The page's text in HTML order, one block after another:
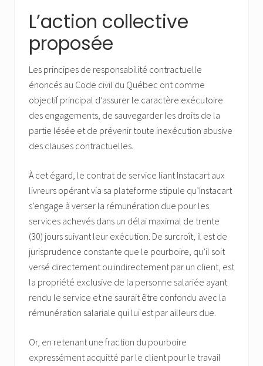
L’action collective
proposée
Les principes de responsabilité contractuelle
énoncés au Code civil du Québec ont comme
objectif principal d’assurer le caractère exécutoire
des engagements, de sauvegarder les droits de la
partie lésée et de prévenir toute inexécution abusive
des clauses contractuelles.
À cet égard, le contrat de service liant Instacart aux
livreurs opérant via sa plateforme stipule qu’Instacart
s’engage à verser la rémunération due pour les
services achevés dans un délai maximal de trente
(30) jours suivant leur exécution. De surcroît, il est de
jurisprudence constante que le pourboire, qu’il soit
versé directement ou indirectement par un client, est
la propriété exclusive de la personne salariée ayant
rendu le service et ne saurait être confondu avec la
rémunération salariale qui lui est par ailleurs due.
Or, en retenant une fraction du pourboire
expressément acquitté par le client pour le travail